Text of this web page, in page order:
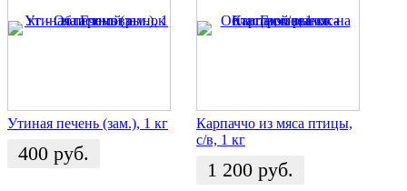
Утиная печень (зам.), 1 кг
400 руб.
Карпаччо из мяса птицы,
с/в, 1 кг
1 200 руб.